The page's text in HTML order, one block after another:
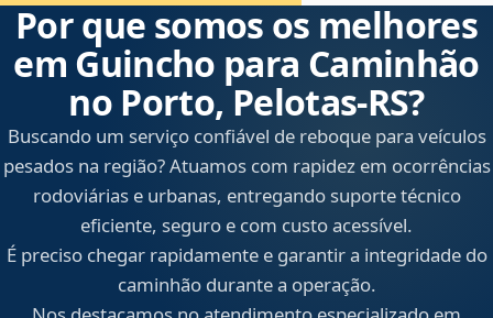
Por que somos os melhores
em Guincho para Caminhão
no Porto, Pelotas‑RS?
Buscando um serviço confiável de reboque para veículos
pesados na região? Atuamos com rapidez em ocorrências
rodoviárias e urbanas, entregando suporte técnico
eficiente, seguro e com custo acessível.
É preciso chegar rapidamente e garantir a integridade do
caminhão durante a operação.